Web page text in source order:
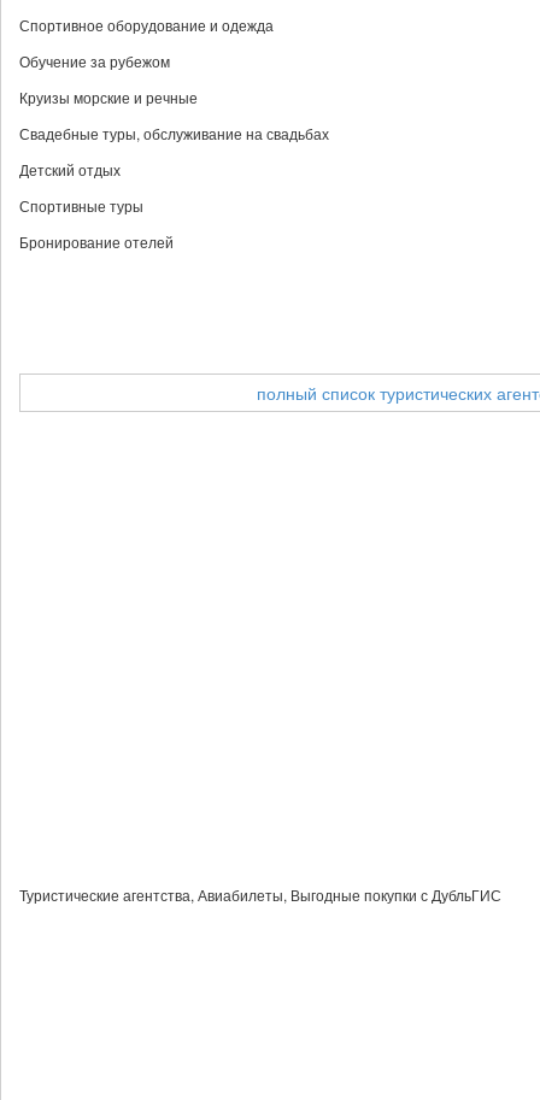
Спортивное оборудование и одежда
Обучение за рубежом
Круизы морские и речные
Свадебные туры, обслуживание на свадьбах
Детский отдых
Спортивные туры
Бронирование отелей
полный список туристических
Туристические агентства, Авиабилеты, Выгодные покупки с ДубльГИС